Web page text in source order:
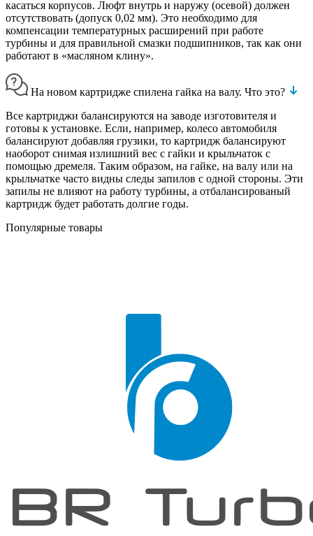
касаться корпусов. Люфт внутрь и наружу (осевой) должен
отсутствовать (допуск 0,02 мм). Это необходимо для
компенсации температурных расширений при работе
турбины и для правильной смазки подшипников, так как они
работают в «масляном клину».
На новом картридже спилена гайка на валу. Что это?
Все картриджи балансируются на заводе изготовителя и
готовы к установке. Если, например, колесо автомобиля
балансируют добавляя грузики, то картридж балансируют
наоборот снимая излишний вес с гайки и крыльчаток с
помощью дремеля. Таким образом, на гайке, на валу или на
крыльчатке часто видны следы запилов с одной стороны. Эти
запилы не влияют на работу турбины, а отбалансированый
картридж будет работать долгие годы.
Популярные товары